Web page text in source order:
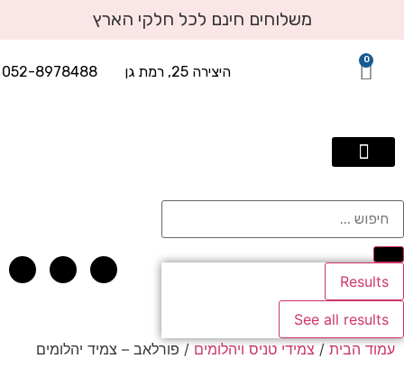
משלוחים חינם לכל חלקי הארץ
0
היצירה 25, רמת גן 052-8978488
Results
See all results
עמוד הבית / צמידי טניס ויהלומים / פורלאב – צמיד יהלומים